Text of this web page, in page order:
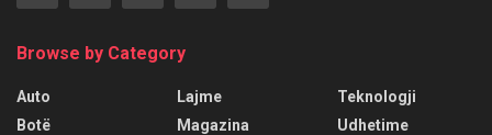
Browse by Category
Auto
Botë
Lajme
Magazina
Teknologji
Udhetime